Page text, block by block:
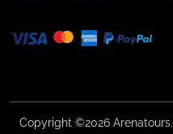
Copyright ©2026 Arenatours.